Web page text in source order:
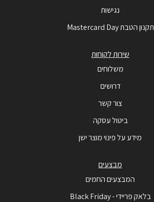
נגישות
תקנון הטבת Mastercard Day
שירות לקוחות
משלוחים
דרושים
צור קשר
ביטול עסקה
מידע על פינוי מוצר ישן
מבצעים
המבצעים החמים
בלאק פריידי - Black Friday